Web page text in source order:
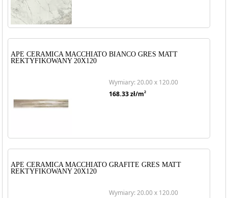
APE CERAMICA MACCHIATO BIANCO GRES MATT
REKTYFIKOWANY 20X120
Wymiary: 20.00 x 120.00
168.33zł/m2
APE CERAMICA MACCHIATO GRAFITE GRES MATT
REKTYFIKOWANY 20X120
Wymiary: 20.00 x 120.00